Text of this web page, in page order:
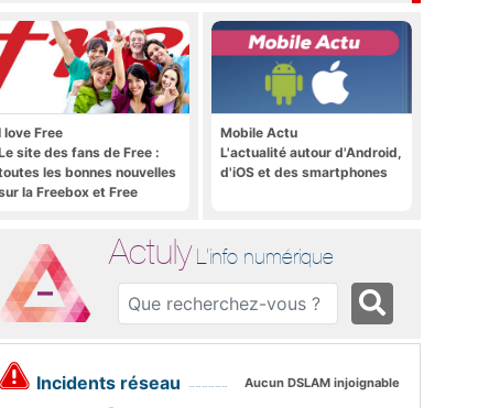
love Free
site des fans de Free :
les bonnes nouvelles
la Freebox et Free
Mobile Actu
L'actualité autour d'Android,
d'iOS et des smartphones
Actuly L'info numérique
Incidents réseau Aucun DSLAM injoignable